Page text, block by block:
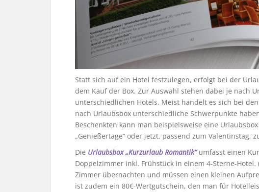
Statt sich auf ein Hotel festzulegen, erfolgt bei der
dem Kauf der Box. Zur Auswahl stehen dabei je nach
unterschiedlichen Hotels. Meist handelt es sich bei
nach Urlaubsbox unterschiedliche Schwerpunkte
Beschenkten kann man beispielsweise eine Urlaubsbox
„Genießertage“ oder jetzt, passend zum Valentinstag,
Die Urlaubsbox „Kurzurlaub Romantik“umfasst einen
Doppelzimmer inkl. Frühstück in einem 4-Sterne-
Zimmer übernachten und müssen einen kleinen
ist zudem ein 80€-Wertgutschein, den man für